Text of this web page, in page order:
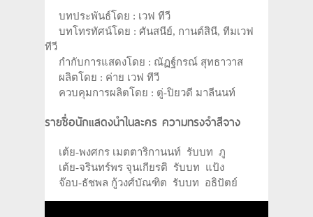
บทประพันธ์โดย : เวฟ ทีวี
บทโทรทัศน์โดย : ศันสนีย์, กานต์สินี, ทีมเวฟ
ทีวี
กำกับการแสดงโดย : ณัฏฐ์กรณ์ สุทธาวาส
ผลิตโดย : ค่าย เวฟ ทีวี
ควบคุมการผลิตโดย : ตู่-ปิยวดี มาลีนนท์
รายชื่อนักแสดงนำในละคร ความทรงจำสีจาง
เต้ย-พงศกร เมตตาริกานนท์ รับบท ภู
เต้ย-จรินทร์พร จุนเกียรติ รับบท แป้ง
จ๊อบ-ธัชพล กู้วงศ์บัณฑิต รับบท อธิปัตย์